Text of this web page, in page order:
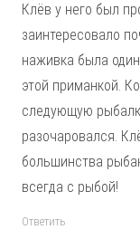
Клёв у него был
заинтересовало
наживка была
этой приманкой.
следующую
разочаровался.
большинства
всегда с рыбой!
Ответить